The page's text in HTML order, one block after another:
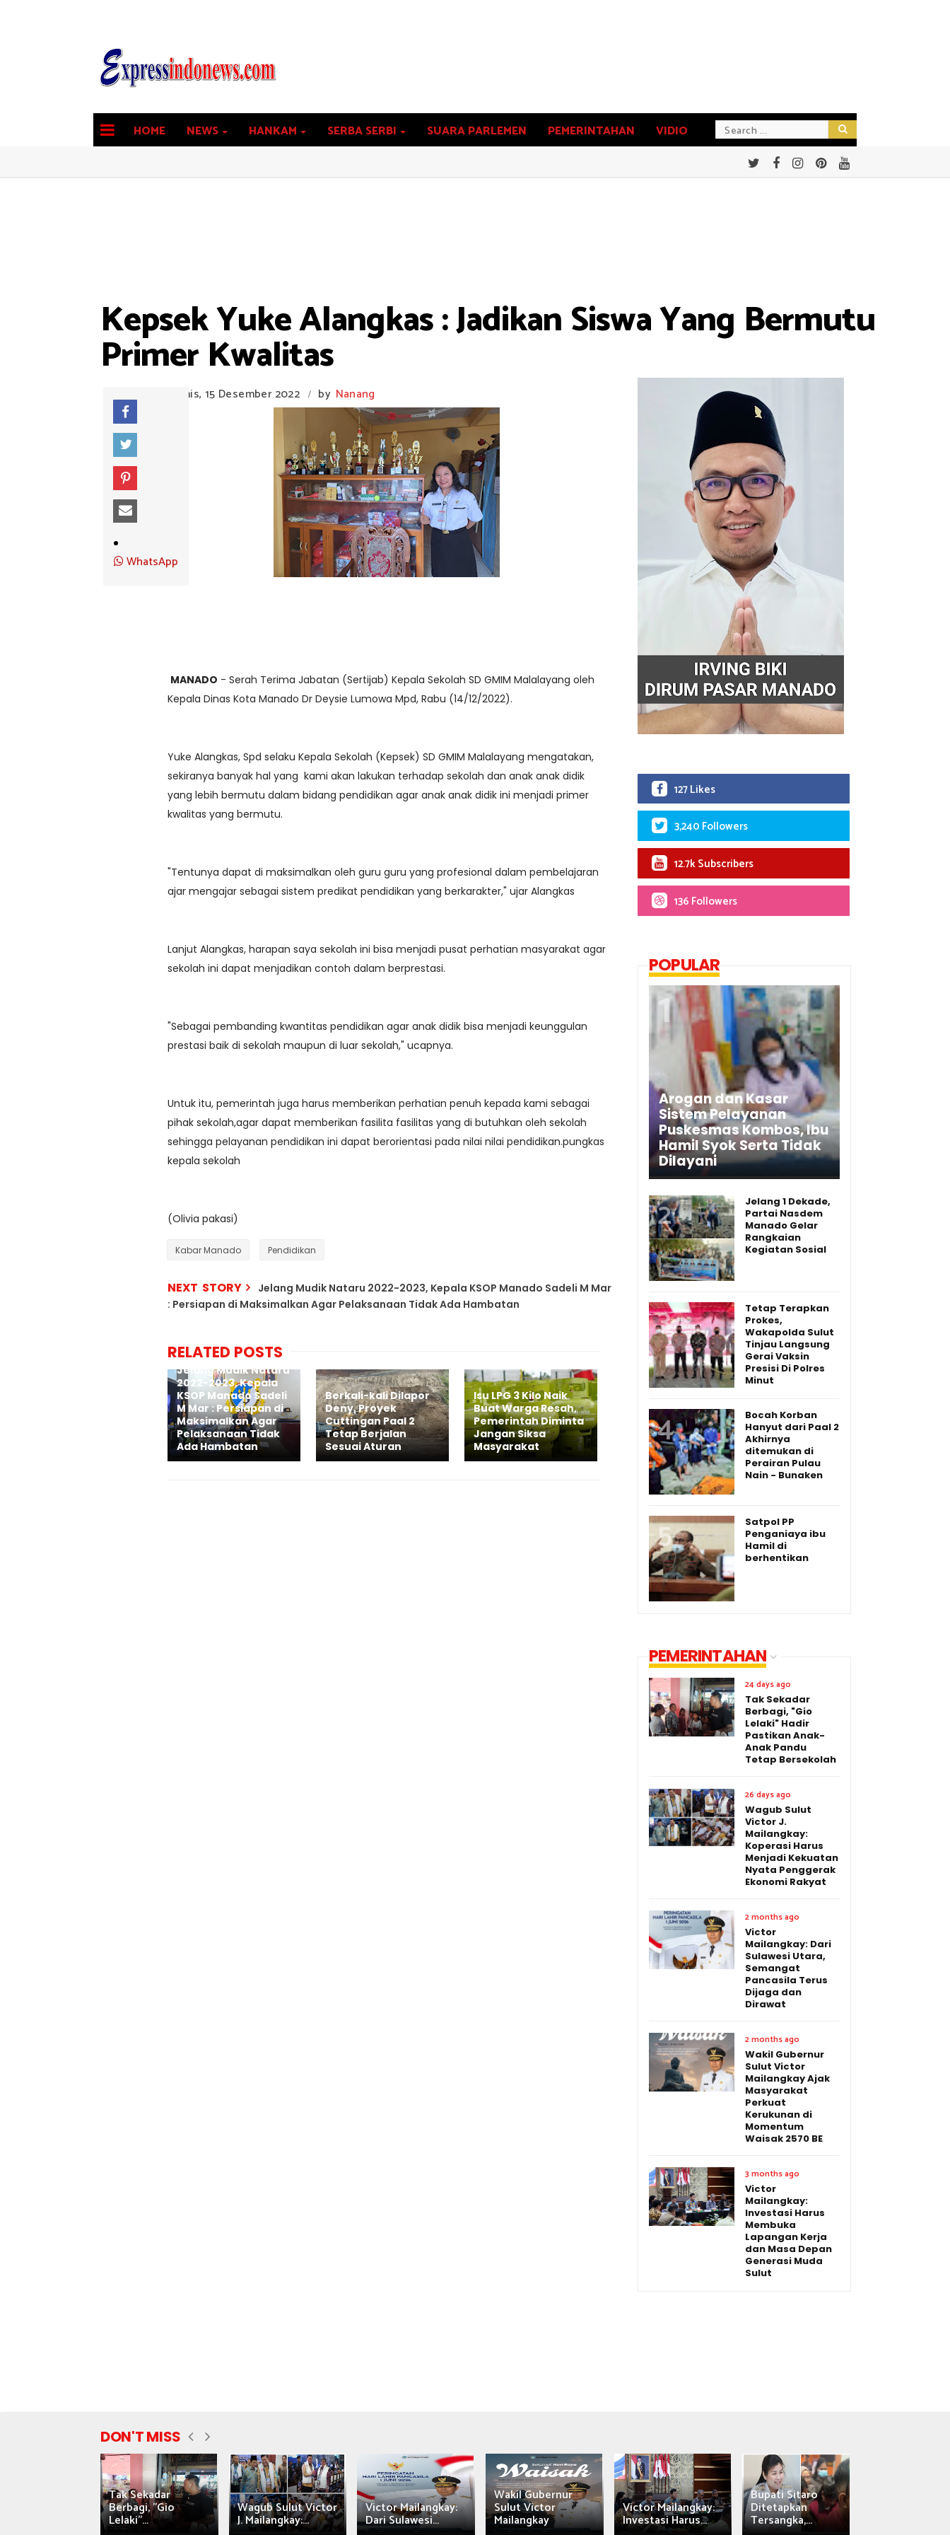
HOME NEWS HANKAM SERBA SERBI SUARA PARLEMEN PEMERINTAHAN VIDIO
Kepsek Yuke Alangkas : Jadikan Siswa Yang Bermutu
Primer Kwalitas
Kamis, 15 Desember 2022 / by Nanang
WhatsApp
MANADO - Serah Terima Jabatan (Sertijab) Kepala Sekolah SD GMIM Malalayang oleh
Kepala Dinas Kota Manado Dr Deysie Lumowa Mpd, Rabu (14/12/2022).
Yuke Alangkas, Spd selaku Kepala Sekolah (Kepsek) SD GMIM Malalayang mengatakan,
sekiranya banyak hal yang kami akan lakukan terhadap sekolah dan anak anak didik
yang lebih bermutu dalam bidang pendidikan agar anak anak didik ini menjadi primer
kwalitas yang bermutu.
"Tentunya dapat di maksimalkan oleh guru guru yang profesional dalam pembelajaran
ajar mengajar sebagai sistem predikat pendidikan yang berkarakter," ujar Alangkas
Lanjut Alangkas, harapan saya sekolah ini bisa menjadi pusat perhatian masyarakat agar
sekolah ini dapat menjadikan contoh dalam berprestasi.
"Sebagai pembanding kwantitas pendidikan agar anak didik bisa menjadi keunggulan
prestasi baik di sekolah maupun di luar sekolah," ucapnya.
Untuk itu, pemerintah juga harus memberikan perhatian penuh kepada kami sebagai
pihak sekolah,agar dapat memberikan fasilita fasilitas yang di butuhkan oleh sekolah
sehingga pelayanan pendidikan ini dapat berorientasi pada nilai nilai pendidikan.pungkas
kepala sekolah
(Olivia pakasi)
Kabar Manado Pendidikan
NEXT STORY
Jelang Mudik Nataru 2022-2023, Kepala KSOP Manado Sadeli M Mar
: Persiapan di Maksimalkan Agar Pelaksanaan Tidak Ada Hambatan
RELATED POSTS
Jelang Mudik Nataru
2022-2023, Kepala
KSOP Manado Sadeli
M Mar : Persiapan di
Maksimalkan Agar
Pelaksanaan Tidak
Ada Hambatan
Berkali-kali Dilapor
Deny, Proyek
Cuttingan Paal 2
Tetap Berjalan
Sesuai Aturan
Isu LPG 3 Kilo Naik
Buat Warga Resah,
Pemerintah Diminta
Jangan Siksa
Masyarakat
127 Likes
3,240 Followers
12.7k Subscribers
136 Followers
POPULAR
Arogan dan Kasar
Sistem Pelayanan
Puskesmas Kombos, Ibu
Hamil Syok Serta Tidak
Dilayani
Jelang 1 Dekade,
Partai Nasdem
Manado Gelar
Rangkaian
Kegiatan Sosial
Tetap Terapkan
Prokes,
Wakapolda Sulut
Tinjau Langsung
Gerai Vaksin
Presisi Di Polres
Minut
Bocah Korban
Hanyut dari Paal 2
Akhirnya
ditemukan di
Perairan Pulau
Nain - Bunaken
Satpol PP
Penganiaya ibu
Hamil di
berhentikan
PEMERINTAHAN
24 days ago
Tak Sekadar
Berbagi, "Gio
Lelaki" Hadir
Pastikan Anak-
Anak Pandu
Tetap Bersekolah
26 days ago
Wagub Sulut
Victor J.
Mailangkay:
Koperasi Harus
Menjadi Kekuatan
Nyata Penggerak
Ekonomi Rakyat
2 months ago
Victor
Mailangkay: Dari
Sulawesi Utara,
Semangat
Pancasila Terus
Dijaga dan
Dirawat
2 months ago
Wakil Gubernur
Sulut Victor
Mailangkay Ajak
Masyarakat
Perkuat
Kerukunan di
Momentum
Waisak 2570 BE
3 months ago
Victor
Mailangkay:
Investasi Harus
Membuka
Lapangan Kerja
dan Masa Depan
Generasi Muda
Sulut
DON'T MISS
Tak Sekadar
Berbagi, "Gio
Lelaki"...
Wagub Sulut Victor
J. Mailangkay:...
Victor Mailangkay:
Dari Sulawesi...
Wakil Gubernur
Sulut Victor
Mailangkay
Victor Mailangkay:
Investasi Harus...
Bupati Sitaro
Ditetapkan
Tersangka,...